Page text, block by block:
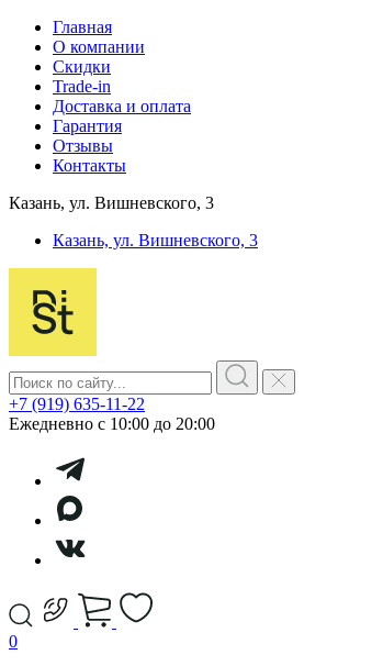
Главная
О компании
Скидки
Trade-in
Доставка и оплата
Гарантия
Отзывы
Контакты
Казань, ул. Вишневского, 3
Казань, ул. Вишневского, 3
+7 (919) 635-11-22
Ежедневно с 10:00 до 20:00
0